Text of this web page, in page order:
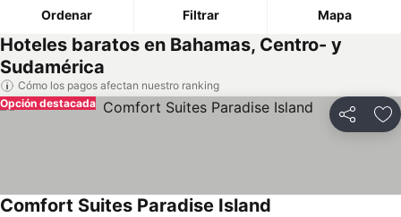
Ordenar Filtrar Mapa
Hoteles baratos en Bahamas, Centro- y
Sudamérica
Cómo los pagos afectan nuestro ranking
Compartir
Opción destacada
Comfort Suites Paradise Island